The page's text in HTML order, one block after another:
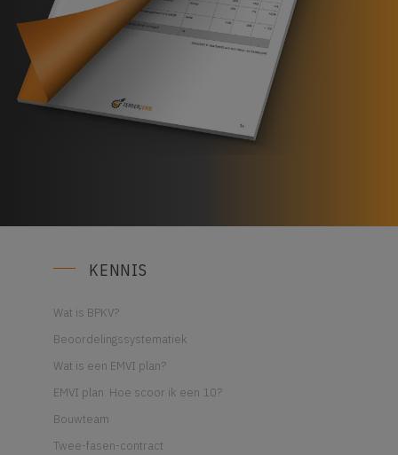
KENNIS
Wat is BPKV?
Beoordelingssystematiek
Wat is een EMVI plan?
EMVI plan: Hoe scoor ik een 10?
Bouwteam
Twee-fasen-contract